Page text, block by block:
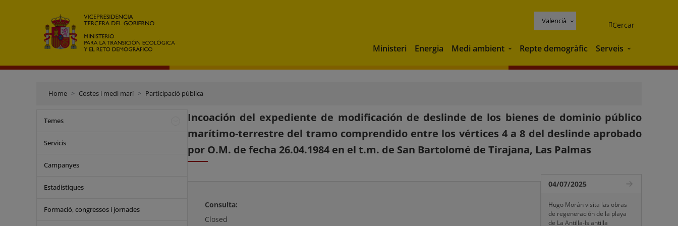
Valencià Cercar
Ministeri Energia Medi ambient Medi ambient
Repte demogràfic Serveis Serveis
Home Costes i medi marí Participació pública
Temes
Servicis
Campanyes
Estadístiques
Formació, congressos i jornades
Incoación del expediente de modificación de deslinde de los bienes de dominio público
marítimo-terrestre del tramo comprendido entre los vértices 4 a 8 del deslinde aprobado
por O.M. de fecha 26.04.1984 en el t.m. de San Bartolomé de Tirajana, Las Palmas
Consulta:
Closed
04/07/2025
Hugo Morán visita las obras
de regeneración de la playa
de La Antilla-Islantilla